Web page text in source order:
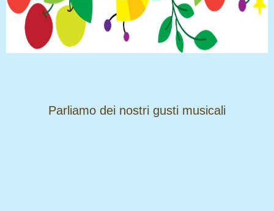
​​​​​​​Parliamo dei nostri gusti musicali